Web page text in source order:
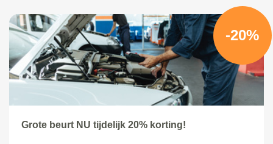
-20%
Grote beurt NU tijdelijk 20% korting!